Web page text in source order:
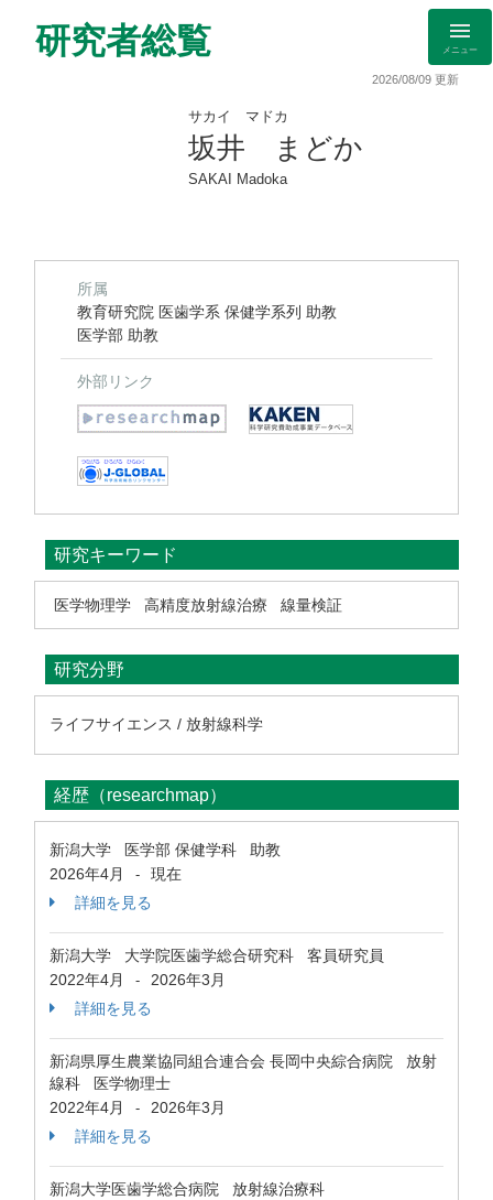
研究者総覧 メニュー
2026/08/09 更新
サカイ マドカ
坂井 まどか
SAKAI Madoka
所属
教育研究院 医歯学系 保健学系列 助教
医学部 助教
外部リンク
研究キーワード
医学物理学 高精度放射線治療 線量検証
研究分野
ライフサイエンス / 放射線科学
経歴（researchmap）
新潟大学 医学部 保健学科 助教
2026年4月
-
現在
詳細を見る
新潟大学 大学院医歯学総合研究科 客員研究員
2022年4月
-
2026年3月
詳細を見る
新潟県厚生農業協同組合連合会 長岡中央綜合病院 放射
線科 医学物理士
2022年4月
-
2026年3月
詳細を見る
新潟大学医歯学総合病院 放射線治療科